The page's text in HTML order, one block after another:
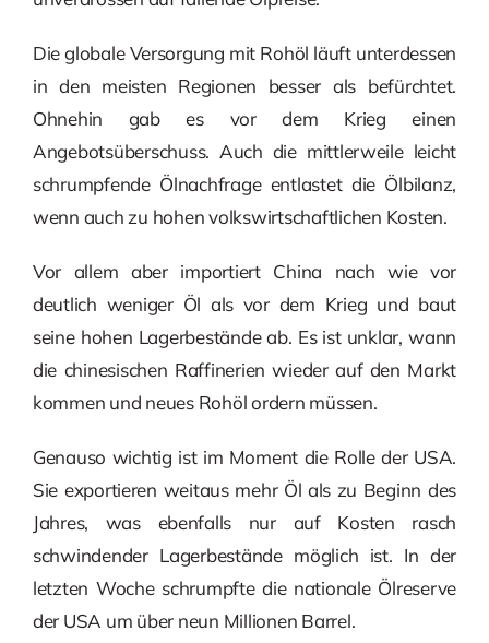
Die globale Versorgung mit Rohöl läuft unterdessen
in den meisten Regionen besser als befürchtet.
Ohnehin gab es vor dem Krieg einen
Angebotsüberschuss. Auch die mittlerweile leicht
schrumpfende Ölnachfrage entlastet die Ölbilanz,
wenn auch zu hohen volkswirtschaftlichen Kosten.
Vor allem aber importiert China nach wie vor
deutlich weniger Öl als vor dem Krieg und baut
seine hohen Lagerbestände ab. Es ist unklar, wann
die chinesischen Raffinerien wieder auf den Markt
kommen und neues Rohöl ordern müssen.
Genauso wichtig ist im Moment die Rolle der USA.
Sie exportieren weitaus mehr Öl als zu Beginn des
Jahres, was ebenfalls nur auf Kosten rasch
schwindender Lagerbestände möglich ist. In der
letzten Woche schrumpfte die nationale Ölreserve
der USA um über neun Millionen Barrel.